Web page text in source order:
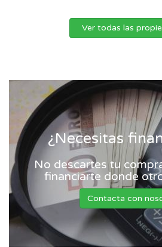
Ver todas las
¿Necesitas
No descartes tu
financiarte donde
Contacta con